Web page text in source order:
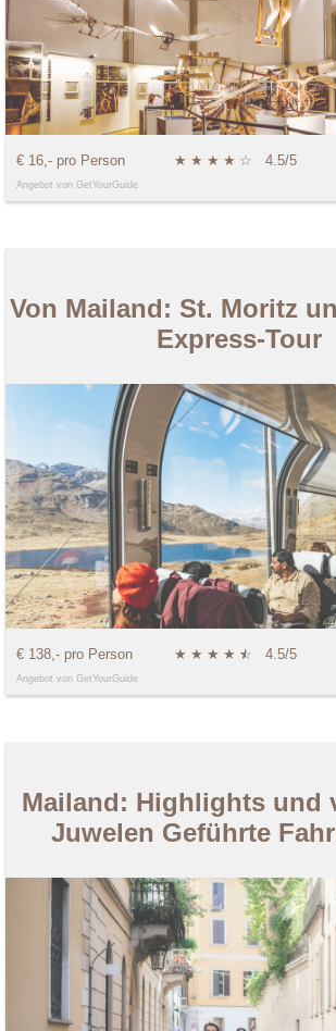
€ 16,- pro Person ★ ★ ★ ★ ☆ 4.5/5
Angebot von GetYourGuide
Von Mailand: St. Moritz
Express-Tour
€ 138,- pro Person ★ ★ ★ ★ ★
☆ 4.5/5
Angebot von GetYourGuide
Mailand: Highlights und
Juwelen Geführte